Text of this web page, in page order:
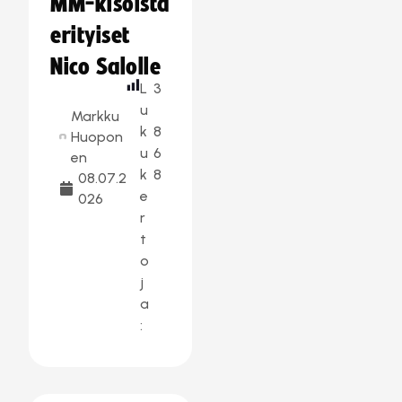
erityiset
Nico Salolle
Markku
Huopon
en
08.07.2
026
L
u
k
u
k
e
r
t
o
j
a
:
3
8
6
8